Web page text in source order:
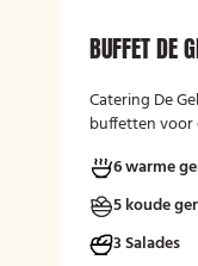
BUFFET DE
Catering De
buffetten voor
moment.
6 warme
5 koude
3 Salades